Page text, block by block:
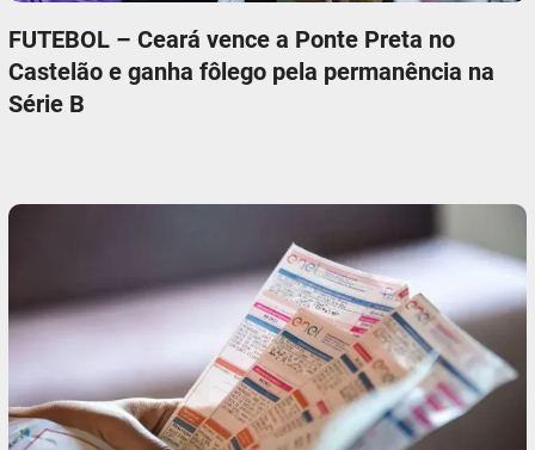
FUTEBOL – Ceará vence a Ponte Preta no
Castelão e ganha fôlego pela permanência na
Série B